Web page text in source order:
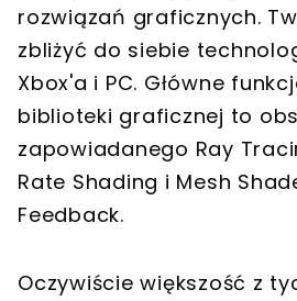
rozwiązań graficznych.
zbliżyć do siebie
Xbox'a i PC. Główne
biblioteki graficznej to
zapowiadanego Ray
Rate Shading i Mesh
Feedback.
Oczywiście większość z